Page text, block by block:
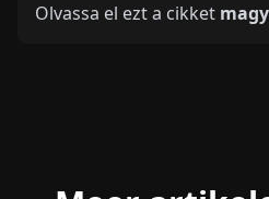
Olvassa el ezt a cikket